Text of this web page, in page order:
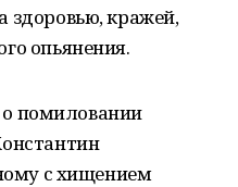
здоровью, кражей,
опьянения.
о помиловании
с хищением